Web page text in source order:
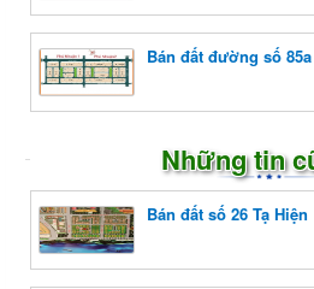
Bán đất đường số
Những tin
Bán đất số 26 Tạ Hiện